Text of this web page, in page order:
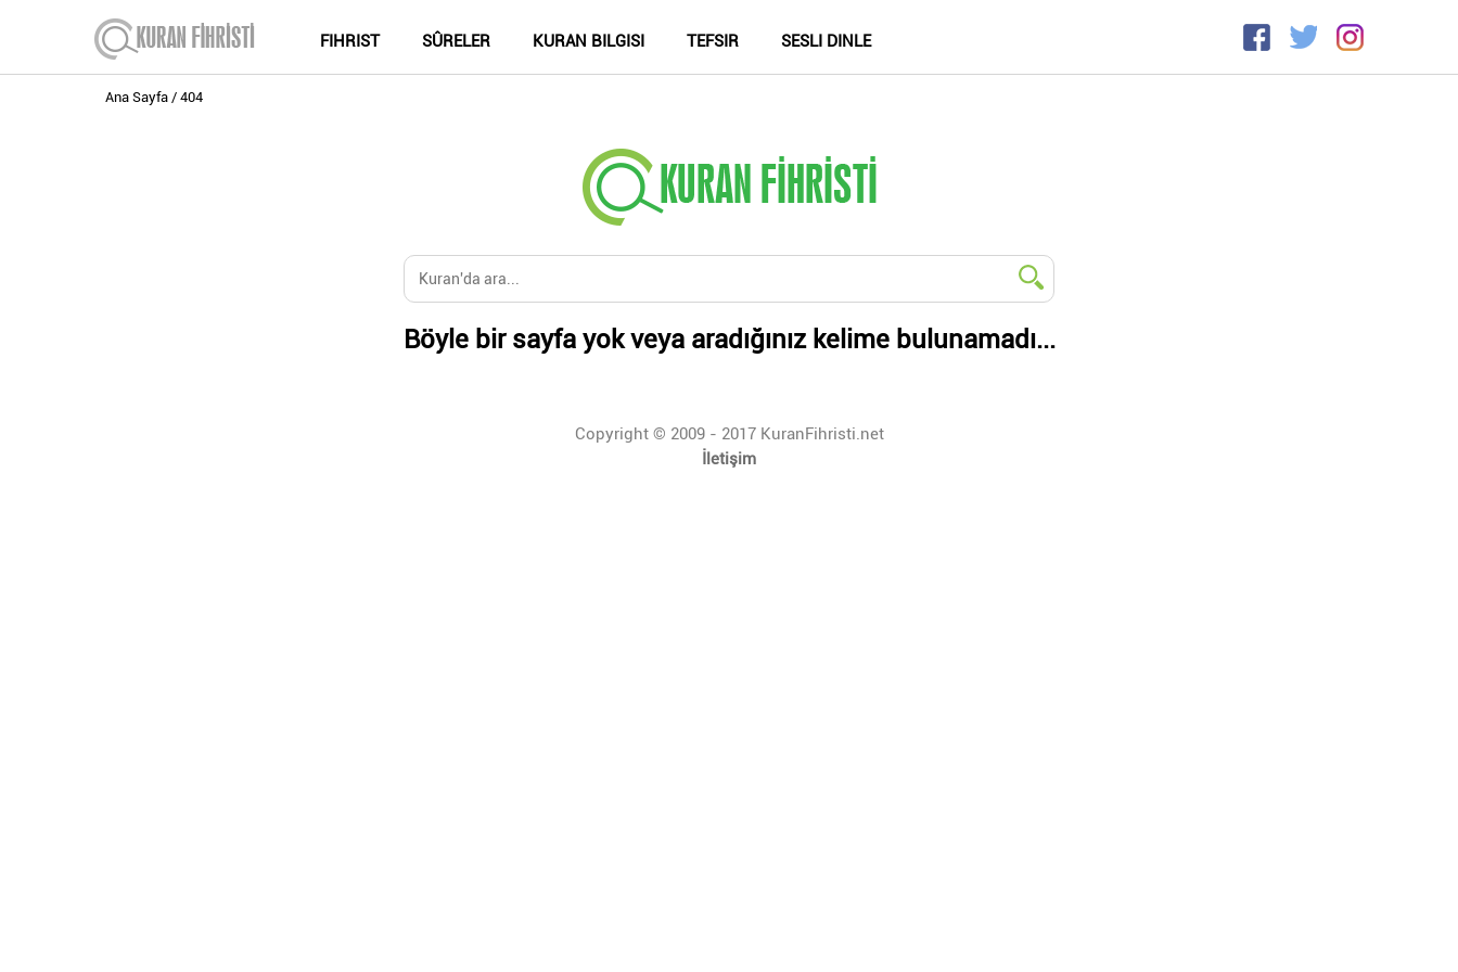
FIHRIST SÛRELER KURAN BILGISI TEFSIR SESLI DINLE
Ana Sayfa 404
Böyle bir sayfa yok veya aradığınız kelime bulunamadı...
Copyright © 2009 - 2017 KuranFihristi.net
İletişim